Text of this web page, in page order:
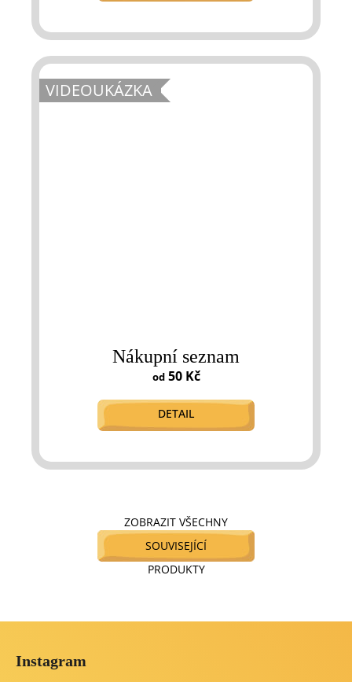
VIDEOUKÁZKA
Nákupní seznam
od50 Kč
DETAIL
ZOBRAZIT VŠECHNY
SOUVISEJÍCÍ
PRODUKTY
Instagram